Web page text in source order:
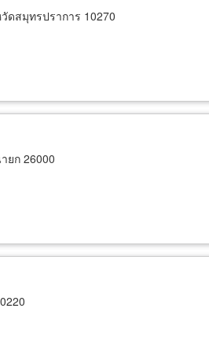
ดสมุทรปราการ 10270
ยก 26000